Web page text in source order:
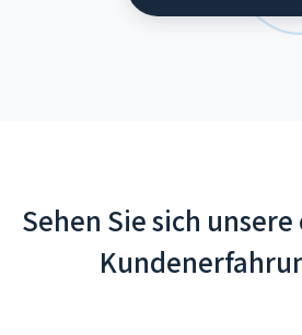
Sehen Sie sich